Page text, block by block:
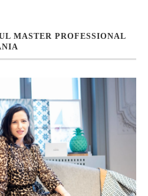
MASTER PROFESSIONAL